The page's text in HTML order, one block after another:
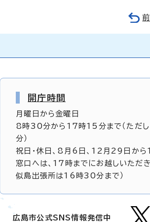
開庁時間
月曜日から金曜日
8時30分から17時15分まで（ただ
分）
祝日・休日、8月6日、12月29日か
窓口へは、17時までにお越しいただき
似島出張所は16時30分まで）
広島市公式SNS情報発信中